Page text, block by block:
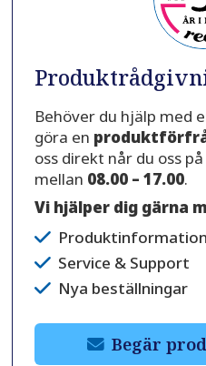
Behöver du hjälp med
göra en
oss direkt når du oss
mellan 08.00 – 17.00.
Vi hjälper dig gärna
Service & Support
Nya beställningar
Begär